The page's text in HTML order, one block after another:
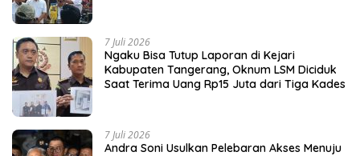
7 Juli 2026
Ngaku Bisa Tutup Laporan di Kejari
Kabupaten Tangerang, Oknum LSM Diciduk
Saat Terima Uang Rp15 Juta dari Tiga Kades
7 Juli 2026
Andra Soni Usulkan Pelebaran Akses Menuju